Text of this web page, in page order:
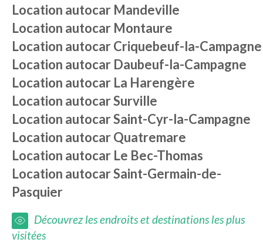
Location autocar Mandeville
Location autocar Montaure
Location autocarCriquebeuf-la-Campagne
Location autocar Daubeuf-la-Campagne
Location autocar La Harengère
Location autocarSurville
Location autocarSaint-Cyr-la-Campagne
Location autocarQuatremare
Location autocar Le Bec-Thomas
Location autocarSaint-Germain-de-
Pasquier
Découvrez les endroits et destinations les plus
visitées